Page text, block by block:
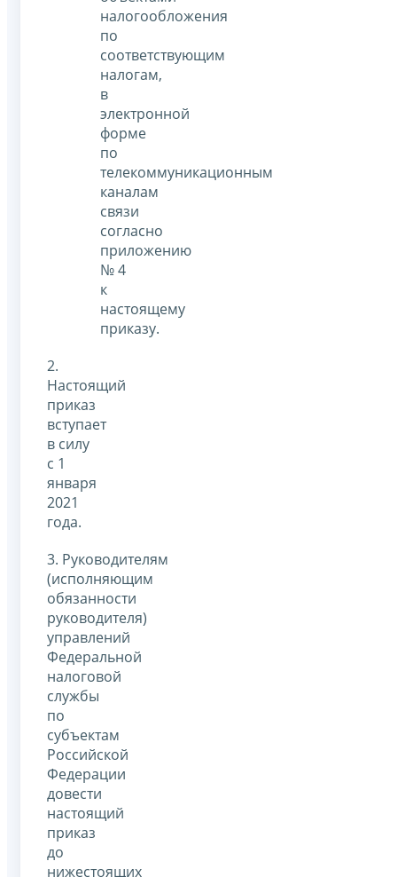
налогообложения
по
соответствующим
налогам,
в
электронной
форме
по
телекоммуникационным
каналам
связи
согласно
приложению
№ 4
к
настоящему
приказу.
2.
Настоящий
приказ
вступает
в силу
с 1
января
2021
года.
3. Руководителям
(исполняющим
обязанности
руководителя)
управлений
Федеральной
налоговой
службы
по
субъектам
Российской
Федерации
довести
настоящий
приказ
до
нижестоящих